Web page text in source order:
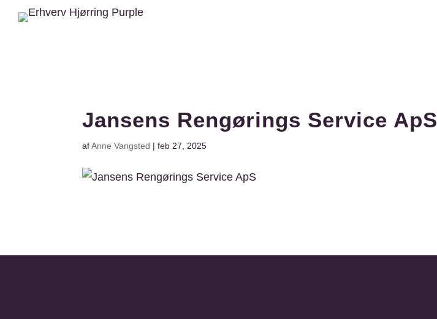
Jansens Rengørings Service ApS
afAnne Vangsted |feb 27, 2025